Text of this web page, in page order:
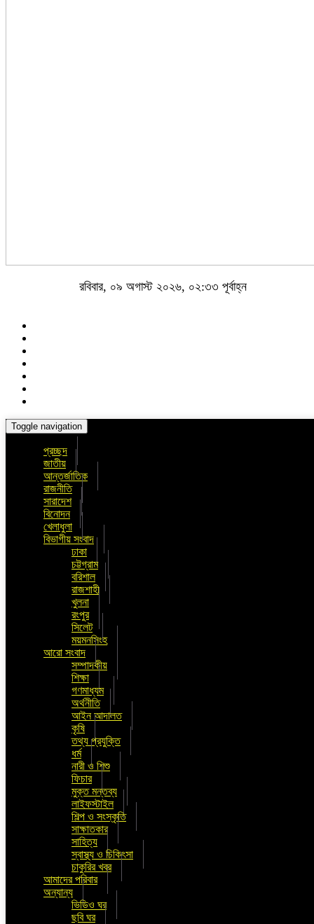
রবিবার, ০৯ অগাস্ট ২০২৬, ০২:৩৩ পূর্বাহ্ন
Toggle navigation
প্রচ্ছদ
জাতীয়
আন্তর্জাতিক
রাজনীতি
সারাদেশ
বিনোদন
খেলাধুলা
বিভাগীয় সংবাদ
ঢাকা
চট্টগ্রাম
বরিশাল
রাজশাহী
খুলনা
রংপুর
সিলেট
ময়মনসিংহ
আরো সংবাদ
সম্পাদকীয়
শিক্ষা
গণমাধ্যম
অর্থনীতি
আইন আদালত
কৃষি
তথ্য প্রযুক্তি
ধর্ম
নারী ও শিশু
ফিচার
মুক্ত মন্তব্য
লাইফস্টাইল
শিল্প ও সংস্কৃতি
সাক্ষাতকার
সাহিত্য
স্বাস্থ্য ও চিকিৎসা
চাকুরির খবর
আমাদের পরিবার
অন্যান্য
ভিডিও ঘর
ছবি ঘর